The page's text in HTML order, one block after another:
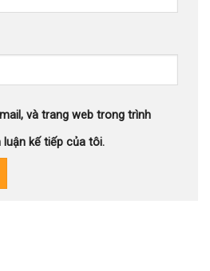
và trang web trong trình
kế tiếp của tôi.